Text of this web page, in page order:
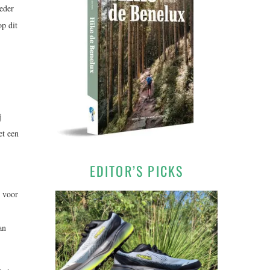
dit
een
voor
EDITOR’S PICKS